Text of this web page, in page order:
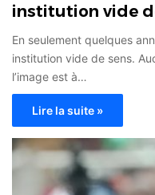
institution vide
En seulement quelques
institution vide de sens.
l’image est à…
Lire la suite »